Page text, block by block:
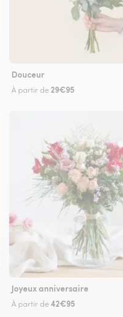
Douceur
À partir de 29€95
Joyeux anniversaire
À partir de42€95